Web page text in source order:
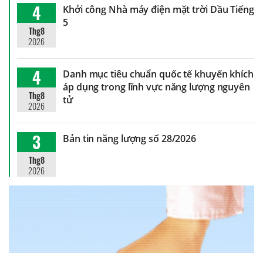
4
Thg8
2026
Khởi công Nhà máy điện mặt trời Dầu Tiếng
5
4
Thg8
2026
Danh mục tiêu chuẩn quốc tế khuyến khích
áp dụng trong lĩnh vực năng lượng nguyên
tử
3
Thg8
2026
Bản tin năng lượng số 28/2026